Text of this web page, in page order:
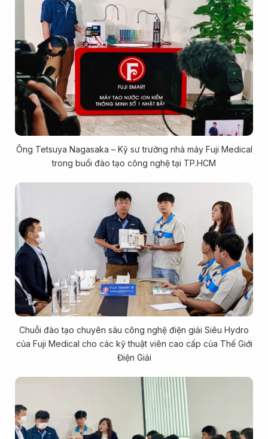
Ông Tetsuya Nagasaka – Kỹ sư trưởng nhà máy Fuji Medical
trong buổi đào tạo công nghệ tại TP.HCM
Chuỗi đào tạo chuyên sâu công nghệ điện giải Siêu Hydro
của Fuji Medical cho các kỹ thuật viên cao cấp của Thế Giới
Điện Giải